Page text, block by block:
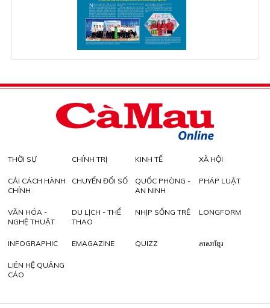
THỜI SỰ CHÍNH TRỊ KINH TẾ XÃ HỘI
CẢI CÁCH HÀNH
CHÍNH
CHUYỂN ĐỔI SỐ
QUỐC PHÒNG -
AN NINH
PHÁP LUẬT
VĂN HÓA -
NGHỆ THUẬT
DU LỊCH - THỂ
THAO
NHỊP SỐNG TRẺ LONGFORM
INFOGRAPHIC EMAGAZINE QUIZZ ភាសាខ្មែរ
LIÊN HỆ QUẢNG
CÁO